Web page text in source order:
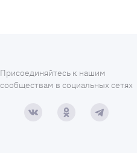
Присоединяйтесь к нашим
сообществам в социальных сетях